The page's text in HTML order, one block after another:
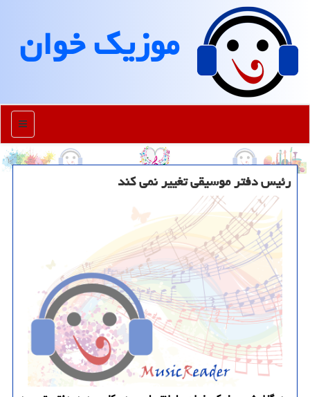
موزیك خوان
منو
رئیس دفتر موسیقی تغییر نمی کند